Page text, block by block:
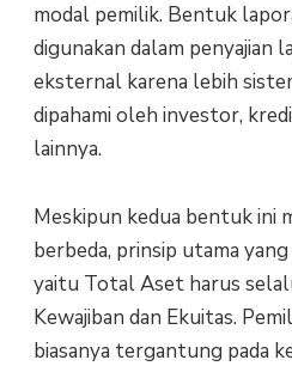
modal pemilik. Bentuk
digunakan dalam penyajian
eksternal karena lebih
dipahami oleh investor,
lainnya.
Meskipun kedua bentuk ini
berbeda, prinsip utama
yaitu Total Aset harus
Kewajiban dan Ekuitas.
biasanya tergantung pada